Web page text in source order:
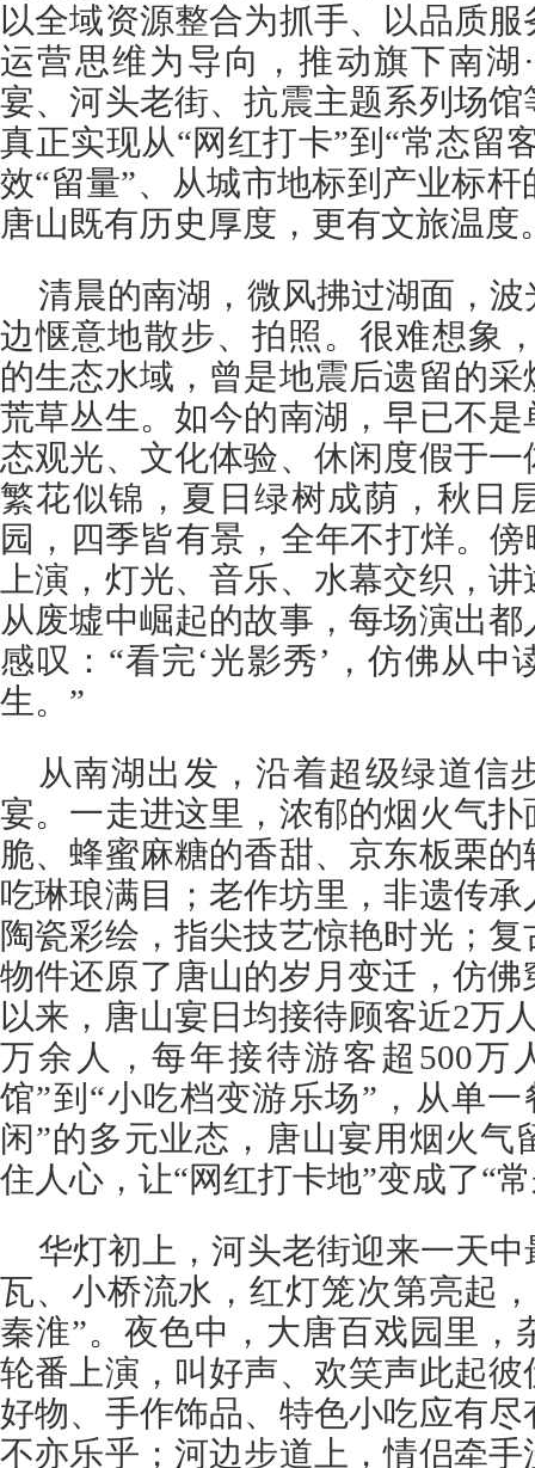
以全域资源整合为抓手、以品质
运营思维为导向，推动旗下南湖
宴、河头老街、抗震主题系列场
真正实现从“网红打卡”到“常态留
效“留量”、从城市地标到产业标
唐山既有历史厚度，更有文旅温度
清晨的南湖，微风拂过湖面，
边惬意地散步、拍照。很难想象
的生态水域，曾是地震后遗留的
荒草丛生。如今的南湖，早已不
态观光、文化体验、休闲度假于
繁花似锦，夏日绿树成荫，秋日
园，四季皆有景，全年不打烊。
上演，灯光、音乐、水幕交织，
从废墟中崛起的故事，每场演出
感叹：“看完‘光影秀’，仿佛从中
生。”
从南湖出发，沿着超级绿道信
宴。一走进这里，浓郁的烟火气
脆、蜂蜜麻糖的香甜、京东板栗
吃琳琅满目；老作坊里，非遗传
陶瓷彩绘，指尖技艺惊艳时光；
物件还原了唐山的岁月变迁，仿佛
以来，唐山宴日均接待顾客近2万
万余人，每年接待游客超500万
馆”到“小吃档变游乐场”，从单
闲”的多元业态，唐山宴用烟火气
住人心，让“网红打卡地”变成了“
华灯初上，河头老街迎来一天
瓦、小桥流水，红灯笼次第亮起
秦淮”。夜色中，大唐百戏园里，
轮番上演，叫好声、欢笑声此起
好物、手作饰品、特色小吃应有
不亦乐乎；河边步道上，情侣牵